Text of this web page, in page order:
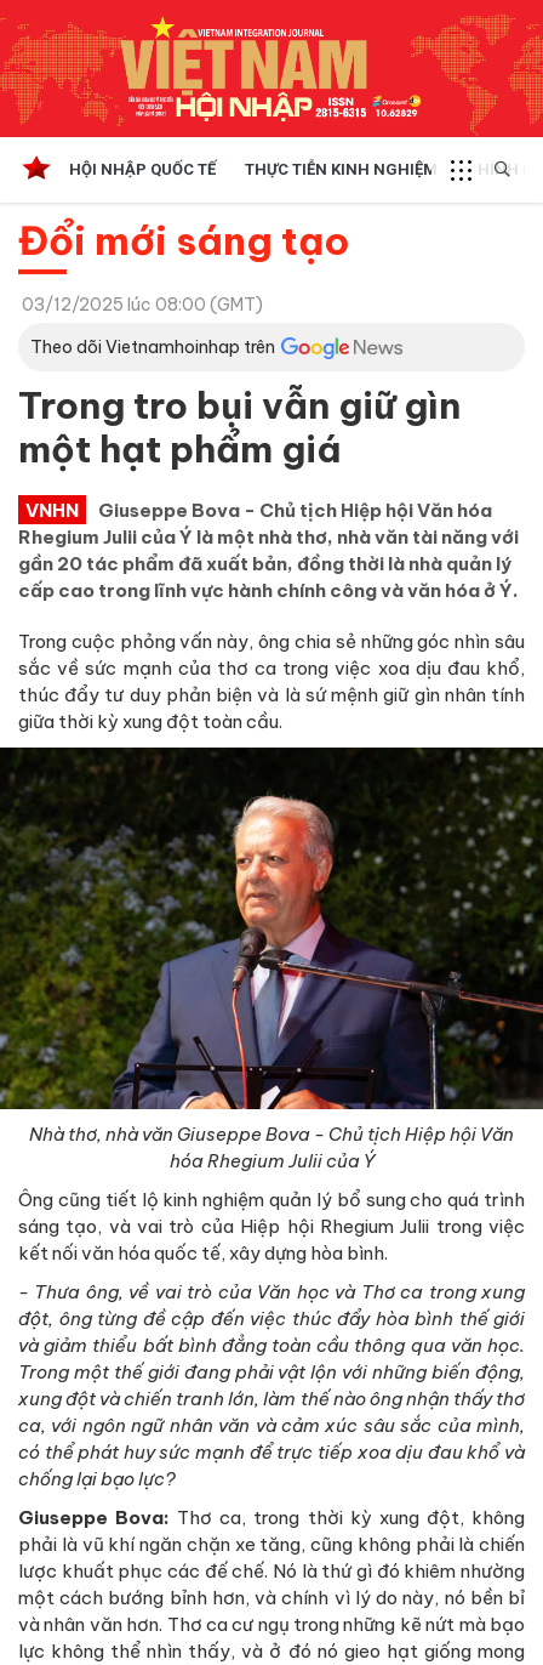
HỘI NHẬP QUỐC TẾ THỰC TIỄN KINH NGHIỆM CHÍNH
Đổi mới sáng tạo
03/12/2025 lúc 08:00 (GMT)
Theo dõi Vietnamhoinhap trên
Trong tro bụi vẫn giữ gìn
một hạt phẩm giá
VNHN
Giuseppe Bova - Chủ tịch Hiệp hội Văn hóa
Rhegium Julii của Ý là một nhà thơ, nhà văn tài năng với
gần 20 tác phẩm đã xuất bản, đồng thời là nhà quản lý
cấp cao trong lĩnh vực hành chính công và văn hóa ở Ý.
Trong cuộc phỏng vấn này, ông chia sẻ những góc nhìn sâu
sắc về sức mạnh của thơ ca trong việc xoa dịu đau khổ,
thúc đẩy tư duy phản biện và là sứ mệnh giữ gìn nhân tính
giữa thời kỳ xung đột toàn cầu.
Nhà thơ, nhà văn Giuseppe Bova - Chủ tịch Hiệp hội Văn
hóa Rhegium Julii của Ý
Ông cũng tiết lộ kinh nghiệm quản lý bổ sung cho quá trình
sáng tạo, và vai trò của Hiệp hội Rhegium Julii trong việc
kết nối văn hóa quốc tế, xây dựng hòa bình.
- Thưa ông, về vai trò của Văn học và Thơ ca trong xung
đột, ông từng đề cập đến việc thúc đẩy hòa bình thế giới
và giảm thiểu bất bình đẳng toàn cầu thông qua văn học.
Trong một thế giới đang phải vật lộn với những biến động,
xung đột và chiến tranh lớn, làm thế nào ông nhận thấy thơ
ca, với ngôn ngữ nhân văn và cảm xúc sâu sắc của mình,
có thể phát huy sức mạnh để trực tiếp xoa dịu đau khổ và
chống lại bạo lực?
Giuseppe Bova: Thơ ca, trong thời kỳ xung đột, không
phải là vũ khí ngăn chặn xe tăng, cũng không phải là chiến
lược khuất phục các đế chế. Nó là thứ gì đó khiêm nhường
một cách bướng bỉnh hơn, và chính vì lý do này, nó bền bỉ
và nhân văn hơn. Thơ ca cư ngụ trong những kẽ nứt mà bạo
lực không thể nhìn thấy, và ở đó nó gieo hạt giống mong